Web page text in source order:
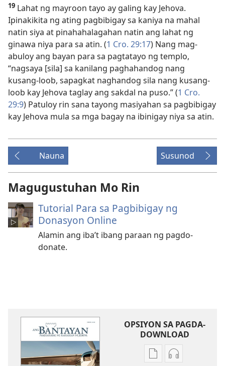
19 Lahat ng mayroon tayo ay galing kay Jehova.
Ipinakikita ng ating pagbibigay sa kaniya na mahal
natin siya at pinahahalagahan natin ang lahat ng
ginawa niya para sa atin. (1 Cro. 29:17) Nang mag-
abuloy ang bayan para sa pagtatayo ng templo,
“nagsaya [sila] sa kanilang paghahandog nang
kusang-loob, sapagkat naghandog sila nang kusang-
loob kay Jehova taglay ang sakdal na puso.” (1 Cro.
29:9) Patuloy rin sana tayong masiyahan sa pagbibigay
kay Jehova mula sa mga bagay na ibinigay niya sa atin.
Nauna Susunod
Magugustuhan Mo Rin
Tutorial Para sa Pagbibigay ng
Donasyon Online
Alamin ang iba’t ibang paraan ng pagdo-
donate.
OPSIYON SA PAGDA-
DOWNLOAD
OpsiyonOpsiyon